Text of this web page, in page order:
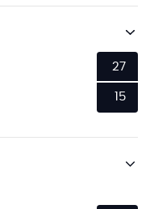
27
15